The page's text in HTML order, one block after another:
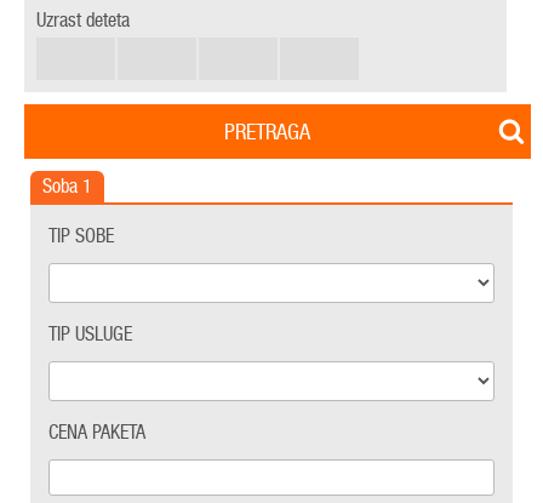
Uzrast deteta
PRETRAGA
Soba 1
TIP SOBE
TIP USLUGE
CENA PAKETA